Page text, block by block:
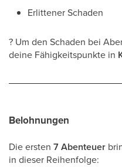
Erlittener Schaden
? Um den Schaden bei
deine Fähigkeitspunkte in
Belohnungen
Die ersten 7 Abenteuer
in dieser Reihenfolge: